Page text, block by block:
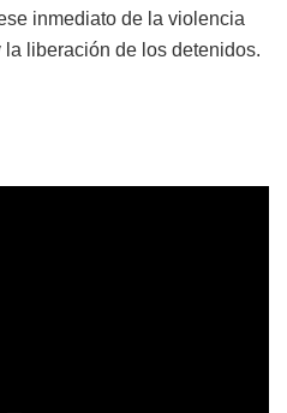
inmediato de la violencia
liberación de los detenidos.